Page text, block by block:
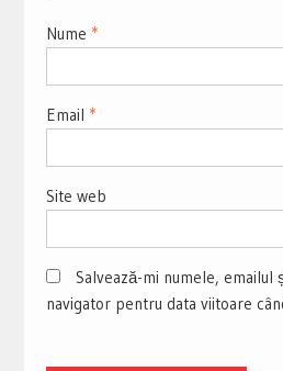
Nume *
Email *
Site web
Salvează-mi numele, emailul
navigator pentru data viitoare